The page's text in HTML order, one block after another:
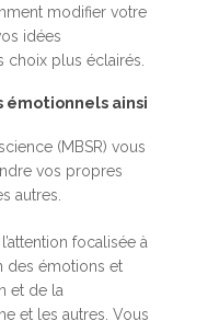
modifier votre
idées
choix plus éclairés.
émotionnels ainsi
(MBSR) vous
vos propres
autres.
focalisée à
des émotions et
et de la
et les autres. Vous